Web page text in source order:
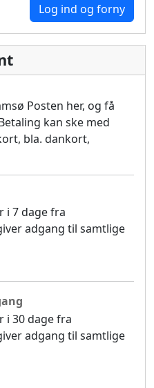
Log ind og forny
Posten her, og få
kan ske med
bla. dankort,
i 7 dage fra
adgang til samtlige
i 30 dage fra
adgang til samtlige